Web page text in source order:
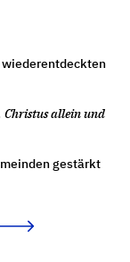
allein und
gestärkt